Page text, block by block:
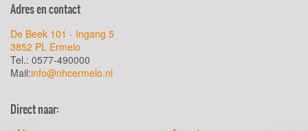
Adres en contact
De Beek 101 - Ingang 5
3852 PL Ermelo
Tel.: 0577-490000
Mail:info@nhcermelo.nl
Direct naar: